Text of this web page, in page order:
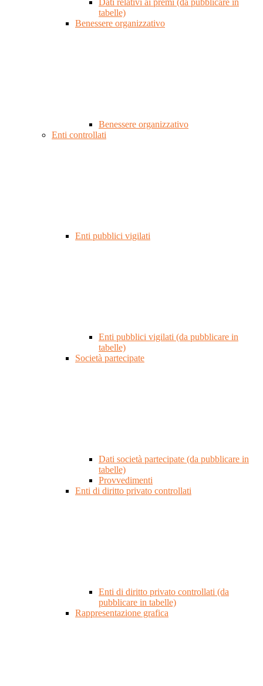
Dati relativi ai premi (da pubblicare in
tabelle)
Benessere organizzativo
Benessere organizzativo
Enti controllati
Enti pubblici vigilati
Enti pubblici vigilati (da pubblicare in
tabelle)
Società partecipate
Dati società partecipate (da pubblicare in
tabelle)
Provvedimenti
Enti di diritto privato controllati
Enti di diritto privato controllati (da
pubblicare in tabelle)
Rappresentazione grafica